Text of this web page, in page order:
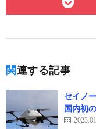
関連する記事
セイノ
国内初